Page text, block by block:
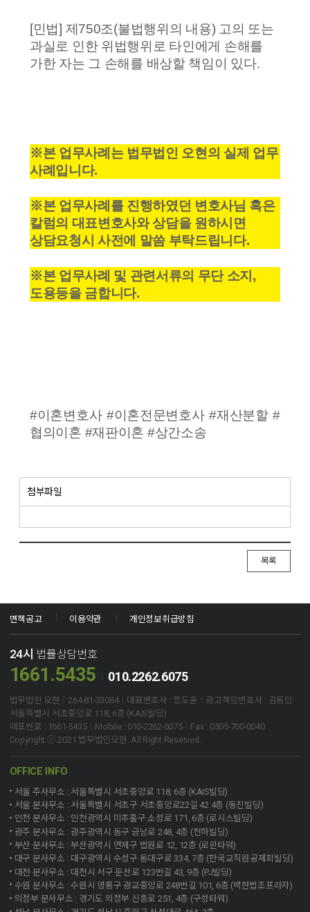
​[민법] 제750조(불법행위의 내용) 고의 또는
과실로 인한 위법행위로 타인에게 손해를
가한 자는 그 손해를 배상할 책임이 있다.
※본 업무사례는 법무법인 오현의 실제 업무
사례입니다.
※본 업무사례를 진행하였던 변호사님 혹은
칼럼의 대표변호사와 상담을 원하시면
상담요청시 사전에 말씀 부탁드립니다.
※본 업무사례 및 관련서류의 무단 소지,
도용등을 금합니다.
#이혼변호사 #이혼전문변호사 #재산분할 #
협의이혼 #재판이혼 #상간소송
첨부파일
목록
면책공고 이용약관 개인정보취급방침
24시 법률상담번호
1661.5435 010.2262.6075
법무법인 오현 264-81-33064 대표변호사 : 정도훈
광고책임변호사 : 김동민
서울특별시 서초중앙로 118, 6층 (KAIS빌딩)
대표번호 : 1661-5435
Mobile : 010-2262-6075
Fax : 0505-700-0040
Copyright ⓒ 2021 법무법인오현. All Right Reserved.
OFFICE INFO
서울 주사무소 : 서울특별시 서초중앙로 118, 6층 (KAIS빌딩)
서울 분사무소 : 서울특별시 서초구 서초중앙로22길 42 4층 (동진빌딩)
인천 분사무소 : 인천광역시 미추홀구 소성로 171, 6층 (로시스빌딩)
광주 분사무소 : 광주광역시 동구 금남로 248, 4층 (천하빌딩)
부산 분사무소 : 부산광역시 연제구 법원로 12, 12층 (로윈타워)
대구 분사무소 : 대구광역시 수성구 동대구로 334, 7층 (한국교직원공제회빌딩)
대전 분사무소 : 대전시 서구 둔산로 123번길 43, 9층 (PJ빌딩)
수원 분사무소 : 수원시 영통구 광교중앙로 248번길 101, 6층 (백현법조프라자)
의정부 분사무소 : 경기도 의정부 신흥로 251, 4층 (구성타워)